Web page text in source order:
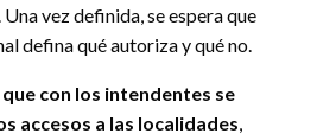
vez definida, se espera que
defina qué autoriza y qué no.
con los intendentes se
accesos a las localidades,